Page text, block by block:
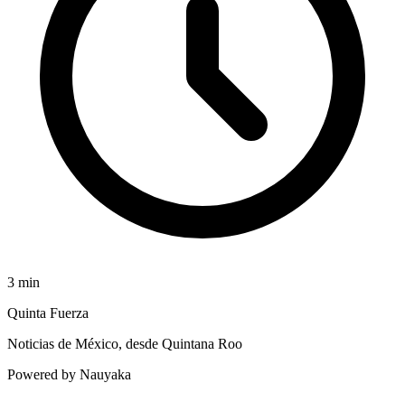
3 min
Quinta Fuerza
Noticias de México, desde Quintana Roo
Powered by Nauyaka